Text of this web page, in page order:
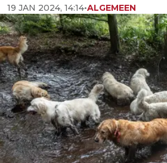
19 JAN 2024, 14:14•ALGEMEEN